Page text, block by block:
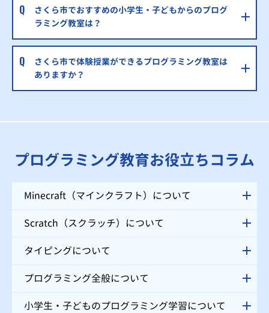
さくら市でおすすめの小学生・子どもからのプログ
ラミング教室は？
さくら市で体験授業ができるプログラミング教室は
ありますか？
プログラミング教育お役立ちコラム
Minecraft（マインクラフト）について
Scratch（スクラッチ）について
タイピングについて
プログラミング全般について
小学生・子どものプログラミング学習について